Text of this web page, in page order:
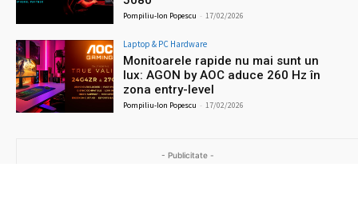
Pompiliu-Ion Popescu - 17/02/2026
Laptop & PC Hardware
Monitoarele rapide nu mai sunt un
lux: AGON by AOC aduce 260 Hz în
zona entry-level
Pompiliu-Ion Popescu - 17/02/2026
- Publicitate -